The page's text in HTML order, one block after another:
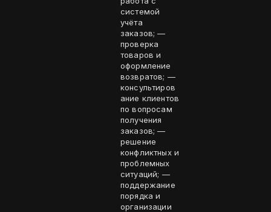
системой
учёта
заказов; —
проверка
товаров и
оформление
возвратов; —
консультиров
ание клиентов
по вопросам
получения
заказов; —
решение
конфликтных и
проблемных
ситуаций; —
поддержание
порядка и
организации